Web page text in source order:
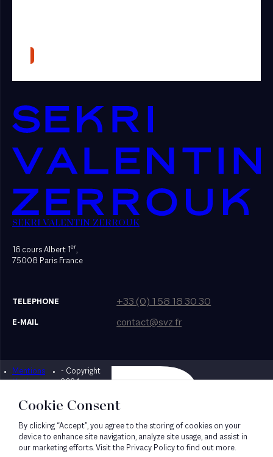
Presse
SEKRI VALENTIN ZERROUK
16 cours Albert 1er,
75008 Paris France
TELEPHONE +33 (0) 1 58 18 30 30
E-MAIL contact@svz.fr
Mentions
légales
- Copyright
2024
Designed by Bonhomme
Cookie Consent
By clicking “Accept”, you agree to the storing of cookies on your
device to enhance site navigation, analyze site usage, and assist in
our marketing efforts. Visit the Privacy Policy to find out more.